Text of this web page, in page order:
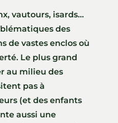
vautours, isards…
des
de vastes enclos où
Le plus grand
au milieu des
pas à
(et des enfants
aussi une